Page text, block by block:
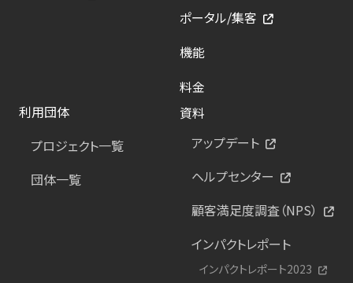
ポータル/集客
機能
料金
利用団体
プロジェクト一覧
団体一覧
資料
アップデート
ヘルプセンター
顧客満足度調査（NPS）
インパクトレポート
インパクトレポート2023